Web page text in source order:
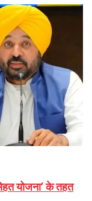
योजना’ के तहत